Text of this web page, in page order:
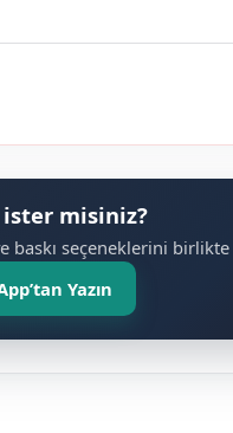
misiniz?
baskı seçeneklerini
Yazın